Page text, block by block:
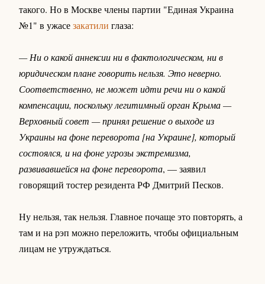
такого. Но в Москве члены партии "Единая Украина
№1" в ужасезакатили глаза:
— Ни о какой аннексии ни в фактологическом, ни в
юридическом плане говорить нельзя. Это неверно.
Соответственно, не может идти речи ни о какой
компенсации, поскольку легитимный орган Крыма —
Верховный совет — принял решение о выходе из
Украины на фоне переворота [на Украине], который
состоялся, и на фоне угрозы экстремизма,
развивавшейся на фоне переворота, — заявил
говорящий тостер резидента РФ Дмитрий Песков.
Ну нельзя, так нельзя. Главное почаще это повторять, а
там и на рэп можно переложить, чтобы официальным
лицам не утруждаться.